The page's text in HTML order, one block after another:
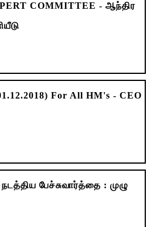
COMMITTEE - ஆந்திர
For All HM's - CEO
பேச்சுவார்த்தை : முழு